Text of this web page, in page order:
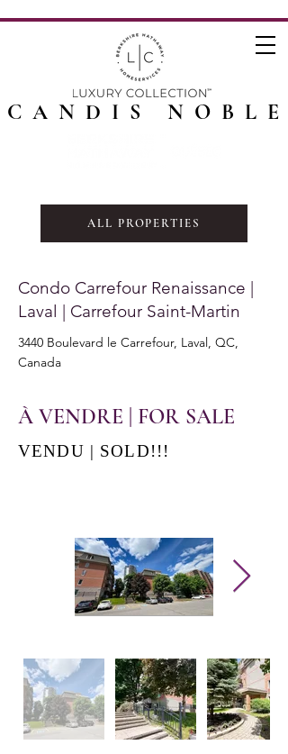
CANDIS NOBLE
ALL PROPERTIES
Condo Carrefour Renaissance |
Laval | Carrefour Saint-Martin
3440 Boulevard le Carrefour, Laval, QC,
Canada
À VENDRE | FOR SALE
VENDU | SOLD!!!